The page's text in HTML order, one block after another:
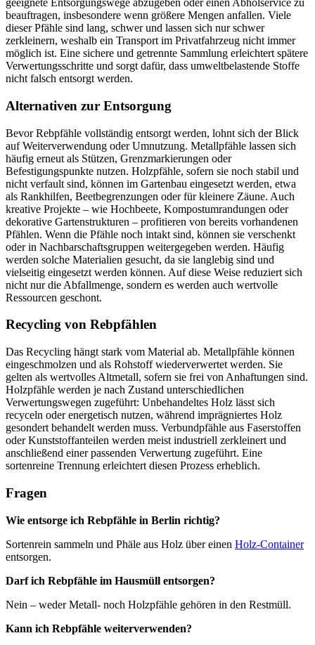
geeignete Entsorgungswege abzugeben oder einen Abholservice zu
beauftragen, insbesondere wenn größere Mengen anfallen. Viele
dieser Pfähle sind lang, schwer und lassen sich nur schwer
zerkleinern, weshalb ein Transport im Privatfahrzeug nicht immer
möglich ist. Eine sichere und getrennte Sammlung erleichtert spätere
Verwertungsschritte und sorgt dafür, dass umweltbelastende Stoffe
nicht falsch entsorgt werden.
Alternativen zur Entsorgung
Bevor Rebpfähle vollständig entsorgt werden, lohnt sich der Blick
auf Weiterverwendung oder Umnutzung. Metallpfähle lassen sich
häufig erneut als Stützen, Grenzmarkierungen oder
Befestigungspunkte nutzen. Holzpfähle, sofern sie noch stabil und
nicht verfault sind, können im Gartenbau eingesetzt werden, etwa
als Rankhilfen, Beetbegrenzungen oder für kleinere Zäune. Auch
kreative Projekte – wie Hochbeete, Kompostumrandungen oder
dekorative Gartenstrukturen – profitieren von bereits vorhandenen
Pfählen. Wenn die Pfähle noch intakt sind, können sie verschenkt
oder in Nachbarschaftsgruppen weitergegeben werden. Häufig
werden solche Materialien gesucht, da sie langlebig sind und
vielseitig eingesetzt werden können. Auf diese Weise reduziert sich
nicht nur die Abfallmenge, sondern es werden auch wertvolle
Ressourcen geschont.
Recycling von Rebpfählen
Das Recycling hängt stark vom Material ab. Metallpfähle können
eingeschmolzen und als Rohstoff wiederverwertet werden. Sie
gelten als wertvolles Altmetall, sofern sie frei von Anhaftungen sind.
Holzpfähle werden je nach Zustand unterschiedlichen
Verwertungswegen zugeführt: Unbehandeltes Holz lässt sich
recyceln oder energetisch nutzen, während imprägniertes Holz
gesondert behandelt werden muss. Verbundpfähle aus Faserstoffen
oder Kunststoffanteilen werden meist industriell zerkleinert und
anschließend einer passenden Verwertung zugeführt. Eine
sortenreine Trennung erleichtert diesen Prozess erheblich.
Fragen
Wie entsorge ich Rebpfähle in Berlin richtig?
Sortenrein sammeln und Phäle aus Holz über einen Holz-Container
entsorgen.
Darf ich Rebpfähle im Hausmüll entsorgen?
Nein – weder Metall‑ noch Holzpfähle gehören in den Restmüll.
Kann ich Rebpfähle weiterverwenden?